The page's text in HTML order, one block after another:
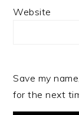
Website
Save my
for the next